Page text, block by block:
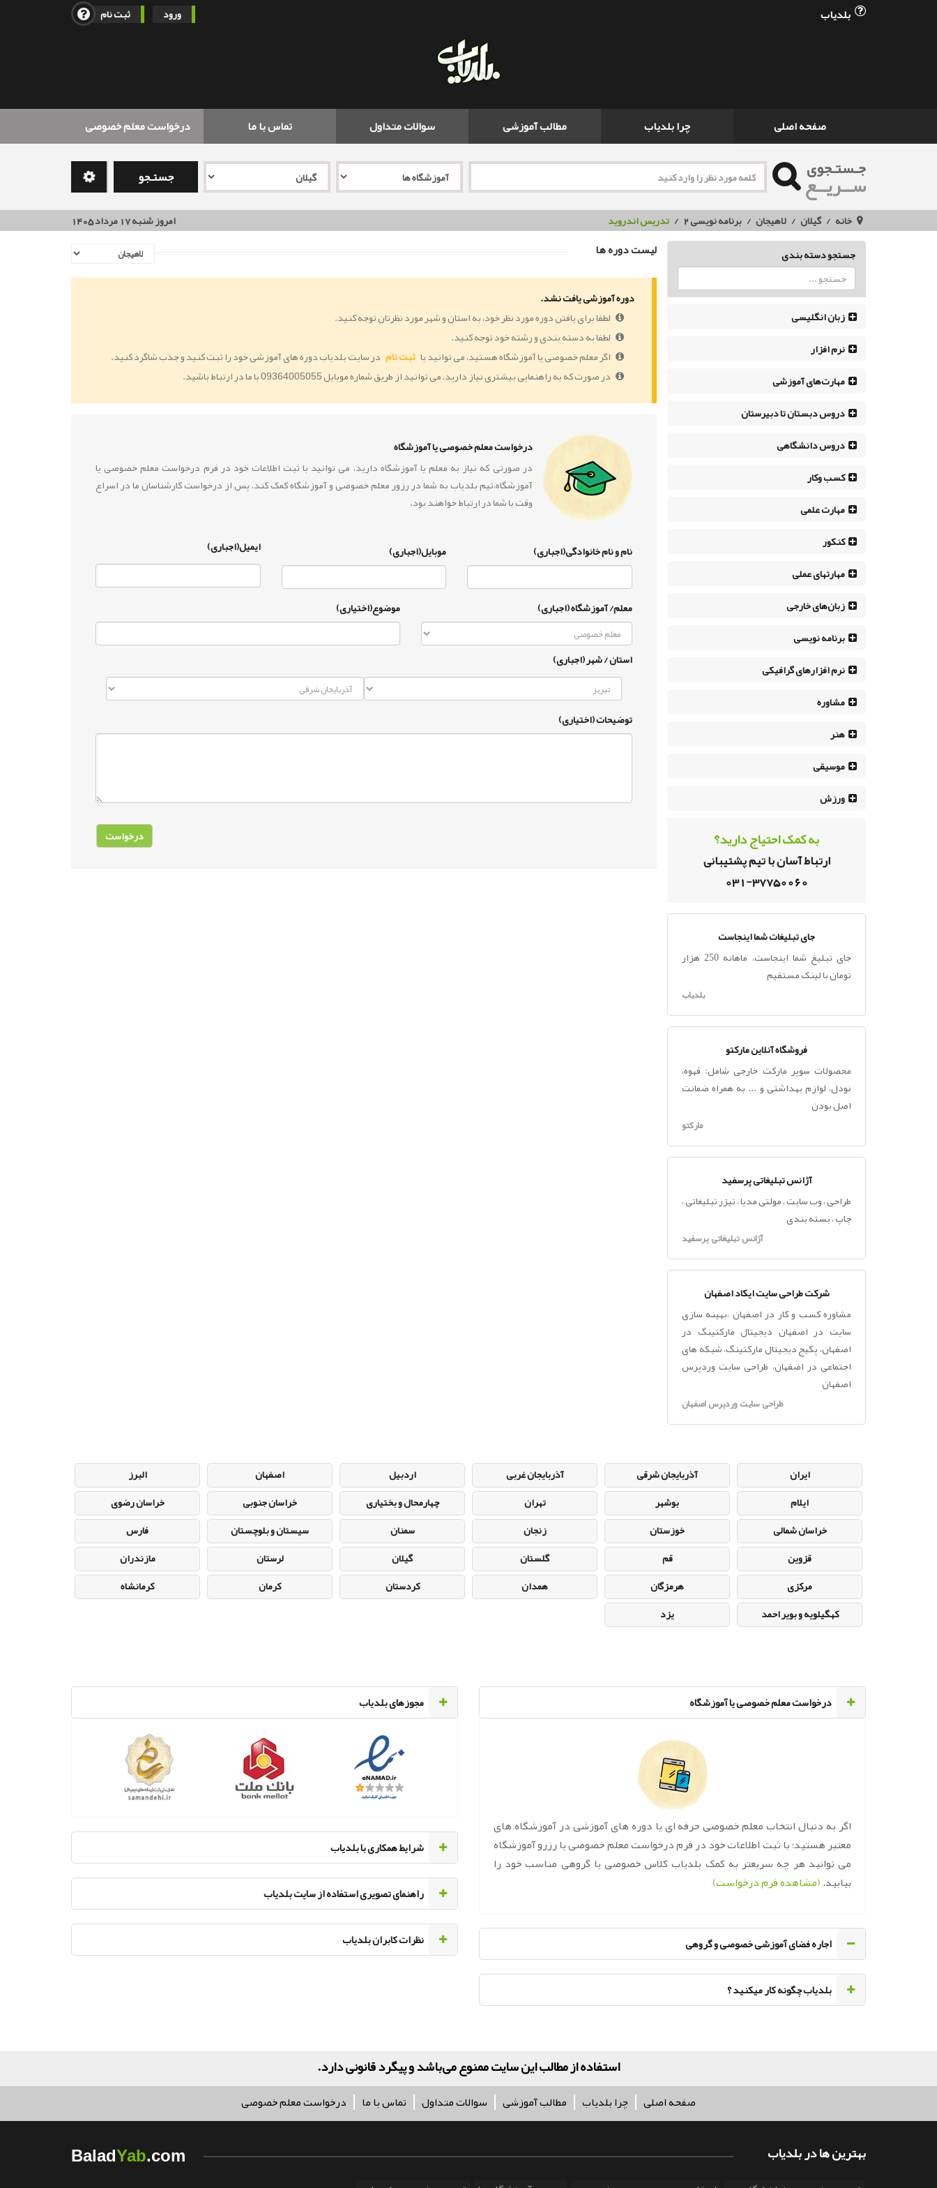
ورود ثبت نام بلدیاب
صفحه اصلی چرا بلدیاب مطالب آموزشی سوالات متداول تماس با ما درخواست معلم خصوصی
جـستـجوی
ســریــع جستـجو
خانه گیلان لاهیجان برنامه نویسی 2 تدریس اندروید
امروز شنبه 17 مرداد 1405
جستجو دسته بندی
زبان انگلیسی
نرم افزار
مهارت‌های آموزشی
دروس دبستان تا دبیرستان
دروس دانشگاهی
کسب وکار
مهارت علمی
کنکور
مهارتهای عملی
زبان‌های خارجی
برنامه نویسی
نرم افزار‌های گرافیکی
مشاوره
هنر
موسیقی
ورزش
به کمک احتیاج دارید؟
ارتباط آسان با تیم پشتیبانی
031-37750060
جای تبلیغات شما اینجاست
جای تبلیغ شما اینجاست، ماهانه 250 هزار
تومان با لینک مستقیم
بلدیاب
فروشگاه آنلاین مارکتو
محصولات سوپر مارکت خارجی شامل: قهوه،
نودل، لوازم بهداشتی و ... به همراه ضمانت
اصل بودن
مارکتو
آژانس تبلیغاتی پرسفید
طراحی ، وب سایت ، مولتی مدیا ، تیزر تبلیغاتی ،
چاپ ، بسته بندی
آژانس تبلیغاتی پرسفید
شرکت طراحی سایت ایکاد اصفهان
مشاوره کسب و کار در اصفهان ،بهینه سازی
سایت در اصفهان دیجیتال مارکتینگ در
اصفهان، پکیج دیجیتال مارکتینگ، شبکه های
اجتماعی در اصفهان، طراحی سایت وردپرس
اصفهان
طراحی سایت وردپرس اصفهان
لیست دوره ها
دوره آموزشی یافت نشد.
لطفا برای یافتن دوره مورد نظر خود، به استان و شهر مورد نظرتان توجه کنید.
لطفا به دسته بندی و رشته خود توجه کنید.
اگر معلم خصوصی یا آموزشگاه هستید، می توانید با ثبت نام در سایت بلدیاب دوره های آموزشی خود را ثبت کنید و جذب شاگرد کنید.
در صورت که به راهنمایی بیشتری نیاز دارید، می توانید از طریق شماره موبایل 09364005055 با ما در ارتباط باشید.
درخواست معلم خصوصی یا آموزشگاه
در صورتی که نیاز به معلم یا آموزشگاه دارید، می توانید با ثبت اطلاعات خود در فرم درخواست معلم خصوصی یا
آموزشگاه،تیم بلدیاب به شما در رزور معلم خصوصی و آموزشگاه کمک کند. پس از درخواست کارشناسان ما در اسراع
وقت با شما در ارتباط خواهند بود.
نام و نام خانوادگی(اجباری) موبایل(اجباری) ایمیل(اجباری)
معلم/ آموزشگاه (اجباری) موضوع(اختیاری)
استان / شهر (اجباری)
توضیحات (اختیاری)
ایران آذربایجان شرقی آذربایجان غربی اردبیل اصفهان
البرز
ایلام
بوشهر تهران چهارمحال و بختیاری خراسان جنوبی
خراسان رضوی
خراسان شمالی
خوزستان زنجان سمنان سیستان و بلوچستان
فارس
قزوین
قم گلستان گیلان لرستان
مازندران
مرکزی
هرمزگان همدان کردستان کرمان
کرمانشاه
کهگیلویه و بویر احمد
یزد
‌درخواست معلم خصوصی یا آموزشگاه
اگر به دنبال انتخاب معلم خصوصی حرفه ای یا دوره های آموزشی در آموزشگاه های
معتبر هستید؛ با ثبت اطلاعات خود در فرم درخواست معلم خصوصی یا رزرو آموزشگاه
می توانید هر چه سریعتر به کمک بلدیاب کلاس خصوصی یا گروهی مناسب خود را
بیابید.(مشاهده فرم درخواست)
اجاره فضای آموزشی خصوصی و گروهی
‌بلدیاب چگونه کار میکنید ؟
مجوزهای بلدیاب
‌شرایط همکاری با بلدیاب
راهنمای تصویری استفاده از سایت بلدیاب
نظرات کابران بلدیاب
کلیه ح
صفحه اصلی چرا بلدیاب مطالب آموزشی سوالات متداول تماس با ما درخواست معلم خصوصی
بهترین ها در بلدیاب BaladYab.com